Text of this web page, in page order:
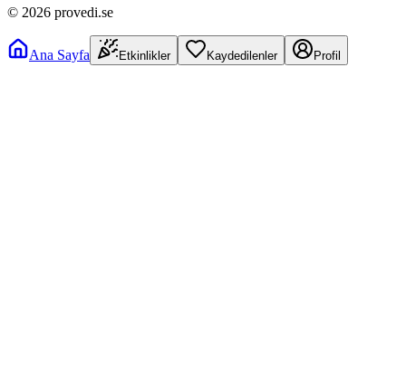
© 2026 provedi.se
Ana Sayfa Etkinlikler Kaydedilenler Profil